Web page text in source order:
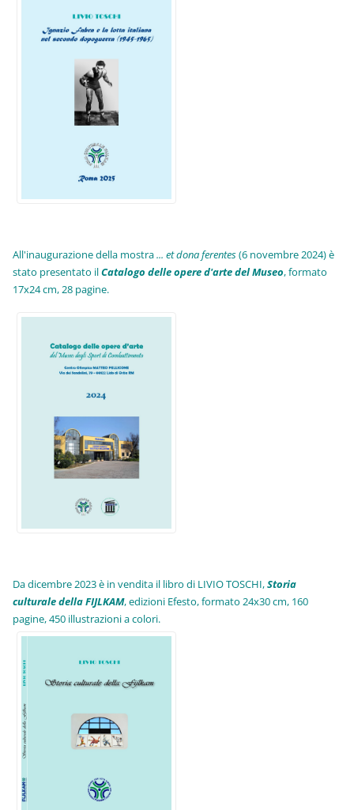
All'inaugurazione della mostra... et dona ferentes(6 novembre 2024) è
stato presentato ilCatalogo delle opere d'arte del Museo, formato
17x24 cm, 28 pagine.
Da dicembre 2023 è in vendita il libro di LIVIO TOSCHI,Storia
culturale della FIJLKAM, edizioni Efesto, formato 24x30 cm, 160
pagine, 450 illustrazioni a colori.